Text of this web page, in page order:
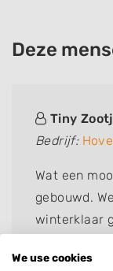
Deze
Tiny
Bedrijf:
Wat een
gebouwd.
winterklaar
We use cookies